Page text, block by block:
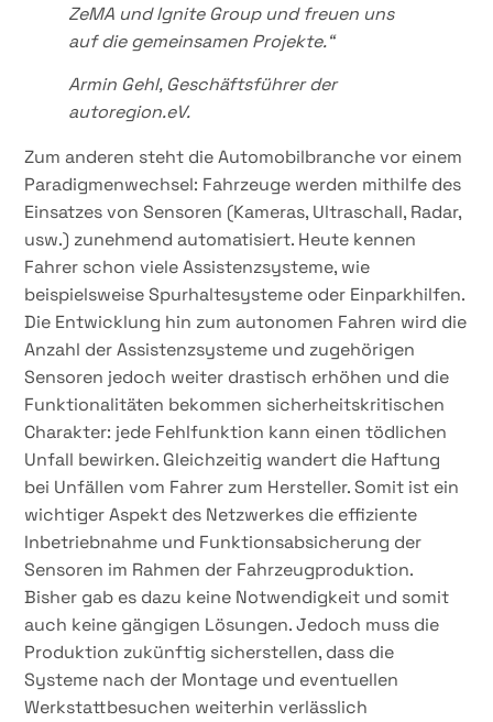
ZeMA und Ignite Group und freuen uns
auf die gemeinsamen Projekte.“
Armin Gehl, Geschäftsführer der
autoregion.eV.
Zum anderen steht die Automobilbranche vor einem
Paradigmenwechsel: Fahrzeuge werden mithilfe des
Einsatzes von Sensoren (Kameras, Ultraschall, Radar,
usw.) zunehmend automatisiert. Heute kennen
Fahrer schon viele Assistenzsysteme, wie
beispielsweise Spurhaltesysteme oder Einparkhilfen.
Die Entwicklung hin zum autonomen Fahren wird die
Anzahl der Assistenzsysteme und zugehörigen
Sensoren jedoch weiter drastisch erhöhen und die
Funktionalitäten bekommen sicherheitskritischen
Charakter: jede Fehlfunktion kann einen tödlichen
Unfall bewirken. Gleichzeitig wandert die Haftung
bei Unfällen vom Fahrer zum Hersteller. Somit ist ein
wichtiger Aspekt des Netzwerkes die effiziente
Inbetriebnahme und Funktionsabsicherung der
Sensoren im Rahmen der Fahrzeugproduktion.
Bisher gab es dazu keine Notwendigkeit und somit
auch keine gängigen Lösungen. Jedoch muss die
Produktion zukünftig sicherstellen, dass die
Systeme nach der Montage und eventuellen
Werkstattbesuchen weiterhin verlässlich